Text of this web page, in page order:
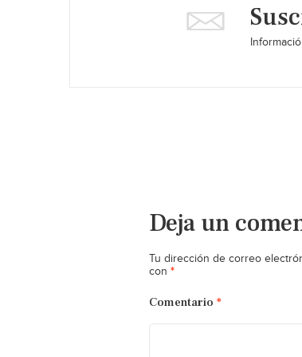
Deja un
Tu dirección de correo
con *
Comentario *